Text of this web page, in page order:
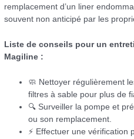
remplacement d’un liner
souvent non anticipé par les
Liste de conseils pour un
Magiline :
🧼 Nettoyer régulièrement
filtres à sable pour plus de
🔍 Surveiller la pompe et
ou son remplacement.
⚡ Effectuer une vérification